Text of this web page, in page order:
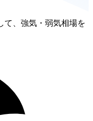
て、強気・弱気相場を